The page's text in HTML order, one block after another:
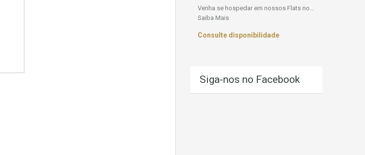
Venha se hospedar em nossos Flats no…
Saiba Mais
Consulte disponibilidade
Siga-nos no Facebook